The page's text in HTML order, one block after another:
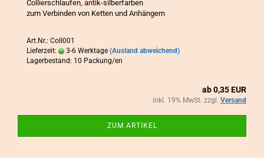
Col­lier­schlau­fen, antik-​silberfarben
zum Ver­bin­den von Ket­ten und An­hän­gern
Art.Nr.: Coll001
Lieferzeit:
3-6 Werktage (Ausland abweichend)
Lagerbestand: 10 Packung/en
ab 0,35 EUR
inkl. 19% MwSt. zzgl. Versand
ZUM ARTIKEL